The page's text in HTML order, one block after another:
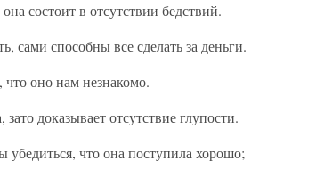
состоит в отсутствии бедствий.
сами способны все сделать за деньги.
что оно нам незнакомо.
доказывает отсутствие глупости.
что она поступила хорошо;